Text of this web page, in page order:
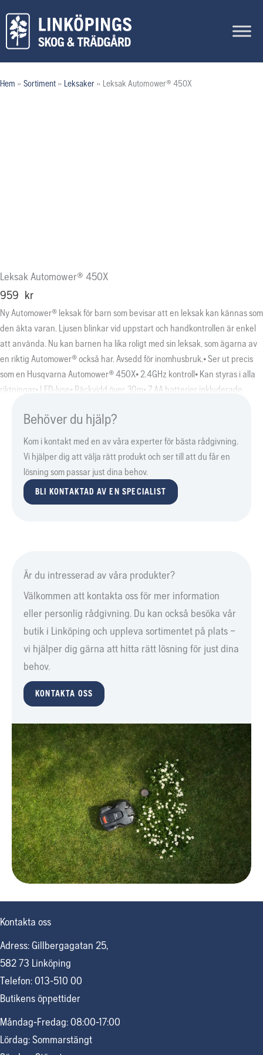
innehåll
Hem » Sortiment » Leksaker » Leksak Automower® 450X
Leksak Automower® 450X
959 kr
Ny Automower® leksak för barn som bevisar att en leksak kan kännas som
den äkta varan. Ljusen blinkar vid uppstart och handkontrollen är enkel
att använda. Nu kan barnen ha lika roligt med sin leksak, som ägarna av
en riktig Automower® också har. Avsedd för inomhusbruk.• Ser ut precis
som en Husqvarna Automower® 450X• 2.4GHz kontroll• Kan styras i alla
riktningar• LED-lyse• Räckvidd över 30m• 7 AA batterier inkluderade
Behöver du hjälp?
Kom i kontakt med en av våra experter för bästa rådgivning.
Vi hjälper dig att välja rätt produkt och ser till att du får en
lösning som passar just dina behov.
BLI KONTAKTAD AV EN SPECIALIST
Är du intresserad av våra produkter?
Välkommen att kontakta oss för mer information
eller personlig rådgivning. Du kan också besöka vår
butik i Linköping och uppleva sortimentet på plats –
vi hjälper dig gärna att hitta rätt lösning för just dina
behov.
KONTAKTA OSS
Kontakta oss
Adress: Gillbergagatan 25,
582 73 Linköping
Telefon: 013-510 00
Butikens öppettider
Måndag-Fredag: 08:00-17:00
Lördag: Sommarstängt